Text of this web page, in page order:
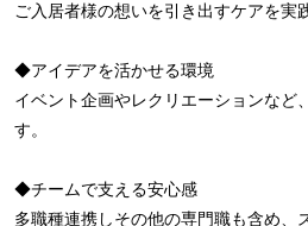
ご入居者様の想いを引き出すケアを実
◆アイデアを活かせる環境
イベント企画やレクリエーションなど
す。
◆チームで支える安心感
多職種連携しその他の専門職も含め、